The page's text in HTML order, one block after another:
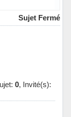
Sujet Fermé
0, Invité(s):